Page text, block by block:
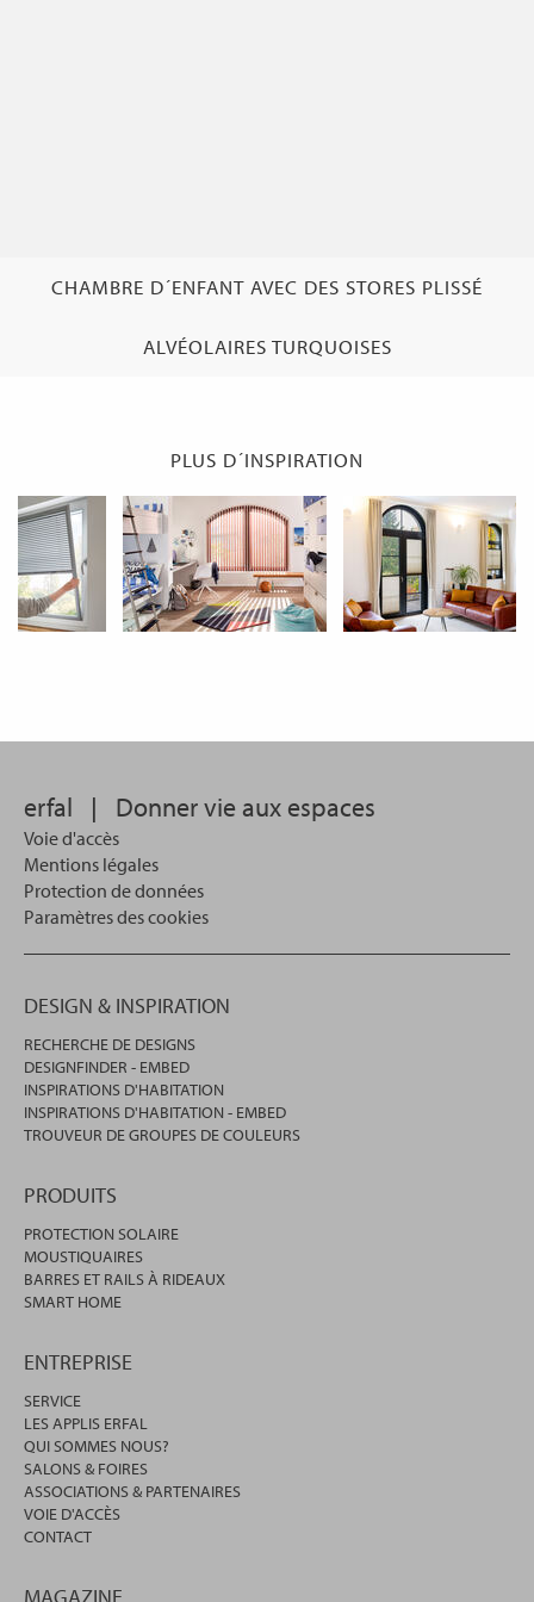
CHAMBRE D´ENFANT AVEC DES STORES PLISSÉ
ALVÉOLAIRES TURQUOISES
PLUS D´INSPIRATION
erfal | Donner vie aux espaces
Voie d'accès
Mentions légales
Protection de données
Paramètres des cookies
DESIGN & INSPIRATION
RECHERCHE DE DESIGNS
DESIGNFINDER - EMBED
INSPIRATIONS D'HABITATION
INSPIRATIONS D'HABITATION - EMBED
TROUVEUR DE GROUPES DE COULEURS
PRODUITS
PROTECTION SOLAIRE
MOUSTIQUAIRES
BARRES ET RAILS À RIDEAUX
SMART HOME
ENTREPRISE
SERVICE
LES APPLIS ERFAL
QUI SOMMES NOUS?
SALONS & FOIRES
ASSOCIATIONS & PARTENAIRES
VOIE D'ACCÈS
CONTACT